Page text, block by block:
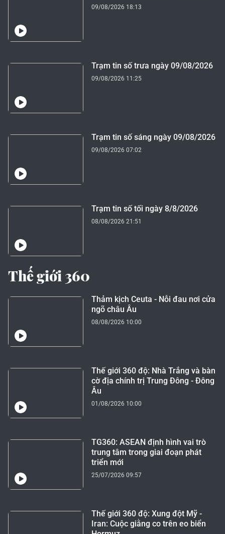
09/08/2026 18:13
Trạm tin số trưa ngày 09/08/2026
09/08/2026 11:25
Trạm tin số sáng ngày 09/08/2026
09/08/2026 07:02
Trạm tin số tối ngày 8/8/2026
08/08/2026 21:51
Thế giới 360
Thảm kịch Ceuta - Nỗi đau nơi cửa
ngõ châu Âu
08/08/2026 10:00
Thế giới 360 độ: Nhà Trắng và bàn
cờ địa chính trị Trung Đông - Đông
Âu
01/08/2026 10:00
TG360: ASEAN định hình vai trò
trung tâm trong giai đoạn phát
triển mới
25/07/2026 09:57
Thế giới 360 độ: Xung đột Mỹ -
Iran: Cuộc giằng co trên eo biển